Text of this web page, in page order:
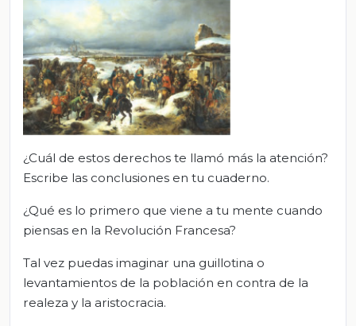
¿Cuál de estos derechos te llamó más la atención?
Escribe las conclusiones en tu cuaderno.
¿Qué es lo primero que viene a tu mente cuando
piensas en la Revolución Francesa?
Tal vez puedas imaginar una guillotina o
levantamientos de la población en contra de la
realeza y la aristocracia.